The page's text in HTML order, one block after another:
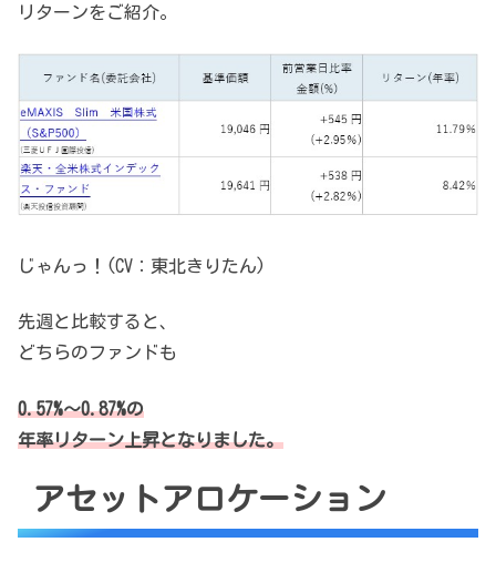
リターンをご紹介。
じゃんっ！(CV：東北きりたん)
先週と比較すると、
どちらのファンドも
0.57%～0.87%の
年率リターン上昇となりました。
アセットアロケーション